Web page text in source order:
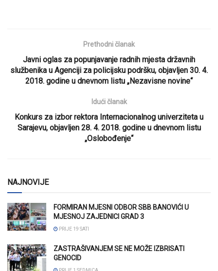
Prethodni članak
Javni oglas za popunjavanje radnih mjesta državnih
službenika u Agenciji za policijsku podršku, objavljen 30. 4.
2018. godine u dnevnom listu „Nezavisne novine“
Idući članak
Konkurs za izbor rektora Internacionalnog univerziteta u
Sarajevu, objavljen 28. 4. 2018. godine u dnevnom listu
„Oslobođenje“
NAJNOVIJE
FORMIRAN MJESNI ODBOR SBB BANOVIĆI U
MJESNOJ ZAJEDNICI GRAD 3
PRIJE 19 SATI
ZASTRAŠIVANJEM SE NE MOŽE IZBRISATI
GENOCID